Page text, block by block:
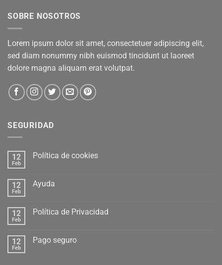
SOBRE NOSOTROS
Lorem ipsum dolor sit amet, consectetuer adipiscing elit,
sed diam nonummy nibh euismod tincidunt ut laoreet
dolore magna aliquam erat volutpat.
SEGURIDAD
12
Feb
Política de cookies
12
Feb
Ayuda
12
Feb
Política de Privacidad
12
Feb
Pago seguro